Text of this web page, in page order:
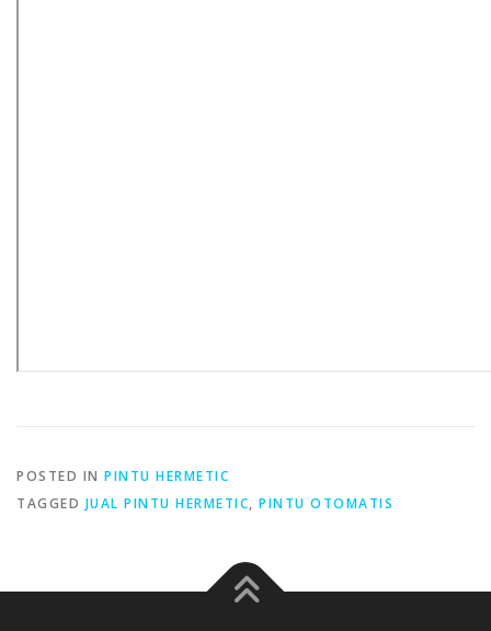
POSTED IN PINTU HERMETIC
TAGGED JUAL PINTU HERMETIC, PINTU OTOMATIS